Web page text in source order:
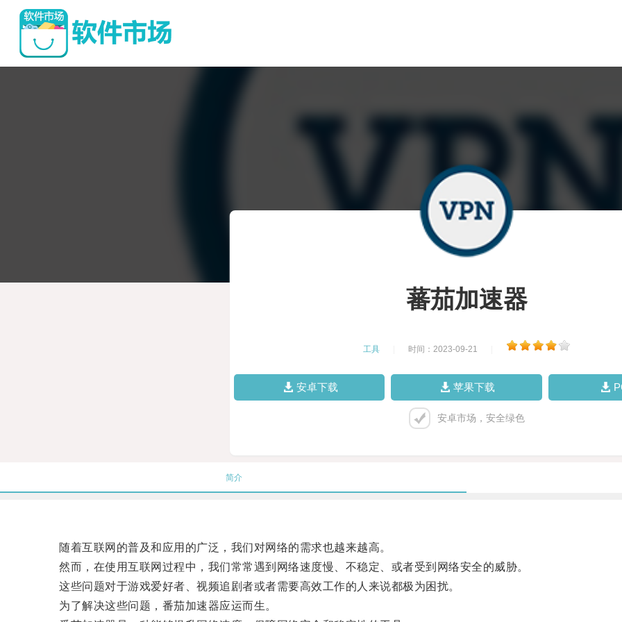
蕃茄加速器
工具 时间：2023-09-21
安卓下载 苹果下载
安卓市场，安全绿色
简介
随着互联网的普及和应用的广泛，我们对网络的需求也越来越高。
然而，在使用互联网过程中，我们常常遇到网络速度慢、不稳定、或者受到网络安全的威胁。
这些问题对于游戏爱好者、视频追剧者或者需要高效工作的人来说都极为困扰。
为了解决这些问题，番茄加速器应运而生。